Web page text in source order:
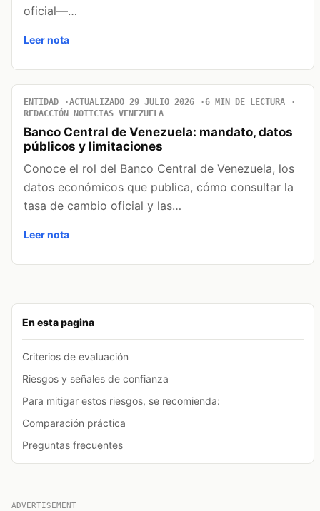
En esta pagina
Criterios de evaluación
Riesgos y señales de confianza
Para mitigar estos riesgos, se recomienda:
Comparación práctica
Preguntas frecuentes
oficial—…
Leer nota
ENTIDAD ACTUALIZADO 29 JULIO 2026
6 MIN DE LECTURA
REDACCIÓN NOTICIAS VENEZUELA
Banco Central de Venezuela: mandato, datos
públicos y limitaciones
Conoce el rol del Banco Central de Venezuela, los
datos económicos que publica, cómo consultar la
tasa de cambio oficial y las…
Leer nota
ADVERTISEMENT